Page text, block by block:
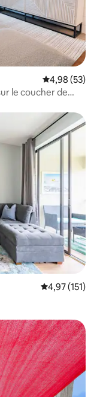
Note
4,98 (53)
le coucher de
aimés
Note
4,97 (151)
aimés